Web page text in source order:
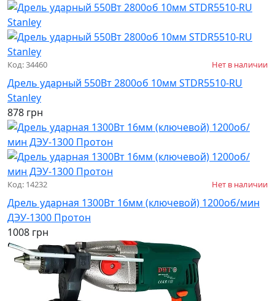
Код: 34460 Нет в наличии
Дрель ударный 550Вт 2800об 10мм STDR5510-RU
Stanley
878 грн
Код: 14232 Нет в наличии
Дрель ударная 1300Вт 16мм (ключевой) 1200об/мин
ДЭУ-1300 Протон
1008 грн